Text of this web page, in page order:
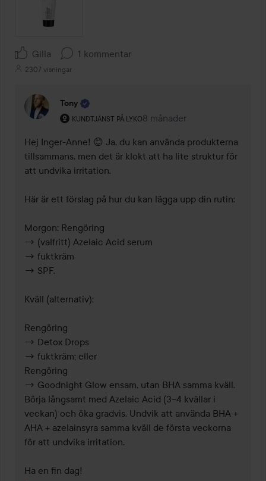
Gilla 1 kommentar
2307 visningar
Tony
KUNDTJÄNST PÅ LYKO
Användarens roll: Kundtjänst på Lyko.
8 månader
Kommentaren lades 8
Hej Inger-Anne! 😊 Ja, du kan använda produkterna
tillsammans, men det är klokt att ha lite struktur för
att undvika irritation.
Här är ett förslag på hur du kan lägga upp din rutin:
Morgon: Rengöring
→ (valfritt) Azelaic Acid serum
→ fuktkräm
→ SPF.
Kväll (alternativ):
Rengöring
→ Detox Drops
→ fuktkräm; eller
Rengöring
→ Goodnight Glow ensam, utan BHA samma kväll.
Börja långsamt med Azelaic Acid (3–4 kvällar i
veckan) och öka gradvis. Undvik att använda BHA +
AHA + azelainsyra samma kväll de första veckorna
för att undvika irritation.
Ha en fin dag!